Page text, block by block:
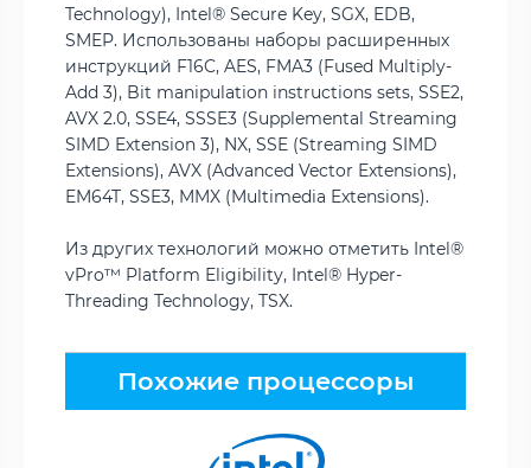
Technology), Intel® Secure Key, SGX, EDB,
SMEP. Использованы наборы расширенных
инструкций F16C, AES, FMA3 (Fused Multiply-
Add 3), Bit manipulation instructions sets, SSE2,
AVX 2.0, SSE4, SSSE3 (Supplemental Streaming
SIMD Extension 3), NX, SSE (Streaming SIMD
Extensions), AVX (Advanced Vector Extensions),
EM64T, SSE3, MMX (Multimedia Extensions).
Из других технологий можно отметить Intel®
vPro™ Platform Eligibility, Intel® Hyper-
Threading Technology, TSX.
Похожие процессоры